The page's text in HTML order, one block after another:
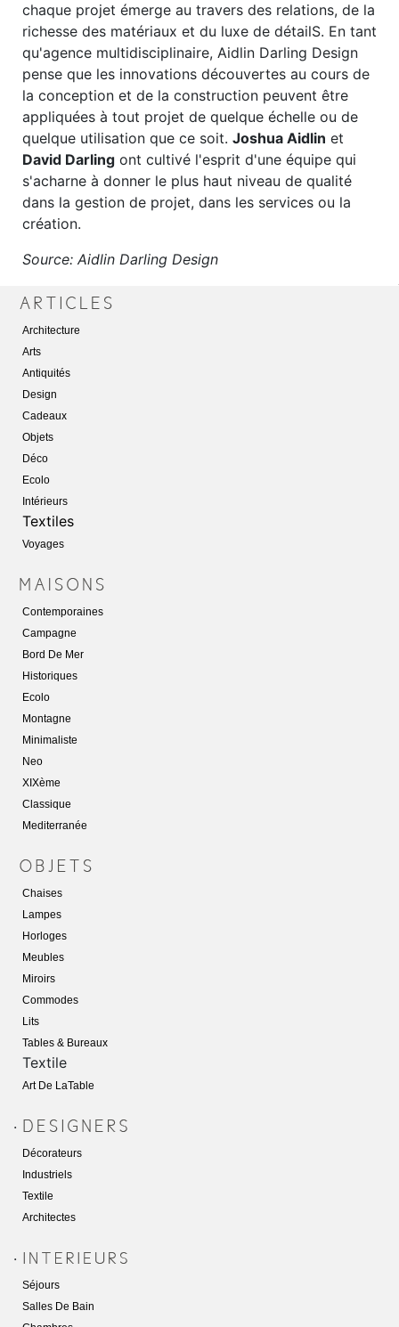
chaque projet émerge au travers des relations, de la
richesse des matériaux et du luxe de détailS. En tant
qu'agence multidisciplinaire, Aidlin Darling Design
pense que les innovations découvertes au cours de
la conception et de la construction peuvent être
appliquées à tout projet de quelque échelle ou de
quelque utilisation que ce soit. Joshua Aidlin et
David Darling ont cultivé l'esprit d'une équipe qui
s'acharne à donner le plus haut niveau de qualité
dans la gestion de projet, dans les services ou la
création.
Source: Aidlin Darling Design
Architecture
Arts
Antiquités
Design
Cadeaux
Objets
Déco
Ecolo
Intérieurs
Textiles
Voyages
Contemporaines
Campagne
Bord De Mer
Historiques
Ecolo
Montagne
Minimaliste
Neo
XIXème
Classique
Mediterranée
Chaises
Lampes
Horloges
Meubles
Miroirs
Commodes
Lits
Tables & Bureaux
Textile
Art De LaTabl E
.
Décorateurs
Industriels
Textile
Architectes
.
Séjours
Salles De Bain